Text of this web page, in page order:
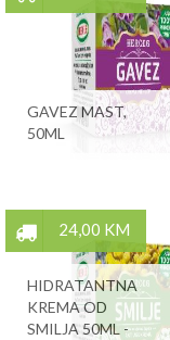
GAVEZ MAST,
50ML
24,00 KM
HIDRATANTNA
KREMA OD
SMILJA 50ML -